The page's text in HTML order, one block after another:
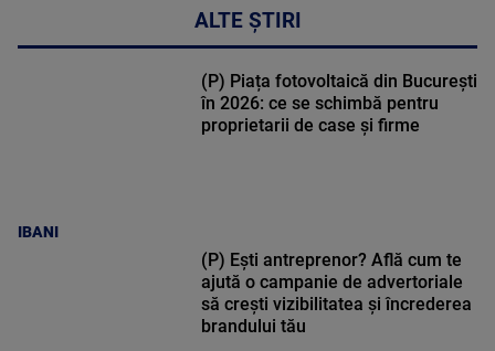
ALTE ȘTIRI
IBANI
(P) Piața fotovoltaică din București
în 2026: ce se schimbă pentru
proprietarii de case și firme
(P) Ești antreprenor? Află cum te
ajută o campanie de advertoriale
să crești vizibilitatea și încrederea
brandului tău